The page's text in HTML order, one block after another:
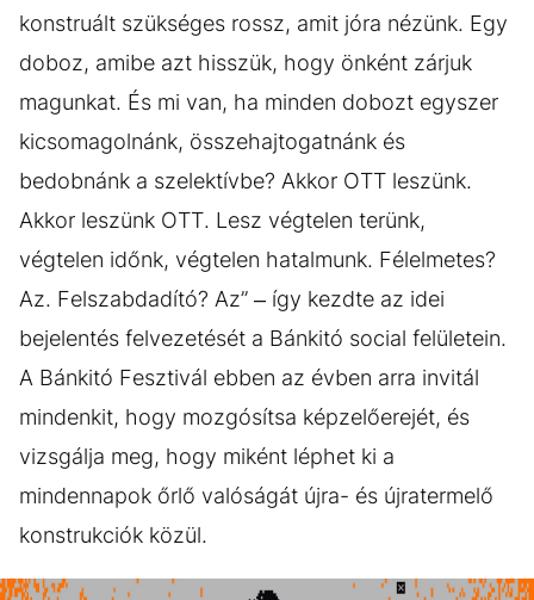
konstruált szükséges rossz, amit jóra nézünk. Egy
doboz, amibe azt hisszük, hogy önként zárjuk
magunkat. És mi van, ha minden dobozt egyszer
kicsomagolnánk, összehajtogatnánk és
bedobnánk a szelektívbe? Akkor OTT leszünk.
Akkor leszünk OTT. Lesz végtelen terünk,
végtelen időnk, végtelen hatalmunk. Félelmetes?
Az. Felszabdadító? Az” – így kezdte az idei
bejelentés felvezetését a Bánkitó social felületein.
A Bánkitó Fesztivál ebben az évben arra invitál
mindenkit, hogy mozgósítsa képzelőerejét, és
vizsgálja meg, hogy miként léphet ki a
mindennapok őrlő valóságát újra- és újratermelő
konstrukciók közül.